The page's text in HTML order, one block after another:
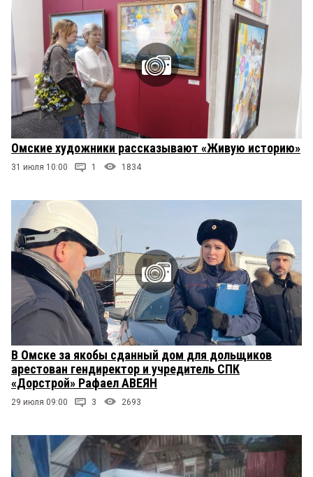
Омские художники рассказывают «Живую историю»
31 июля 10:00 1 1834
В Омске за якобы сданный дом для дольщиков
арестован гендиректор и учредитель СПК
«Дорстрой» Рафаел АВЕЯН
29 июля 09:00 3 2693